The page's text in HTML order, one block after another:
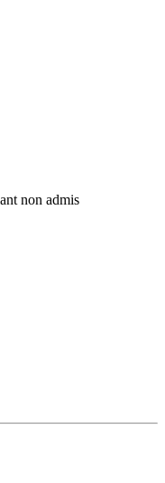
non admis